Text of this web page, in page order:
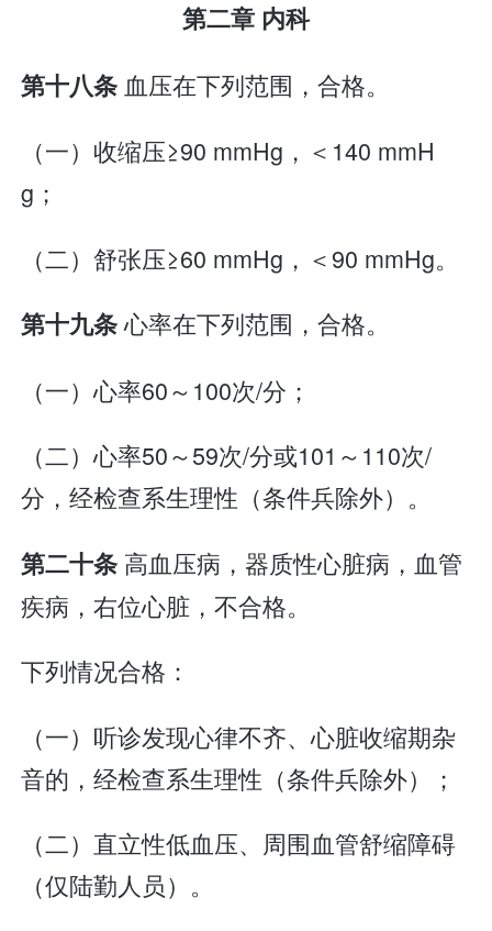
第二章 内科
第十八条 血压在下列范围，合格。
（一）收缩压≥90 mmHg，＜140 mmH
g；
（二）舒张压≥60 mmHg，＜90 mmHg。
第十九条心率在下列范围，合格。
（一）心率60～100次/分；
（二）心率50～59次/分或101～110次/
分，经检查系生理性（条件兵除外）。
第二十条 高血压病，器质性心脏病，血管
疾病，右位心脏，不合格。
下列情况合格：
（一）听诊发现心律不齐、心脏收缩期杂
音的，经检查系生理性（条件兵除外）；
（二）直立性低血压、周围血管舒缩障碍
（仅陆勤人员）。